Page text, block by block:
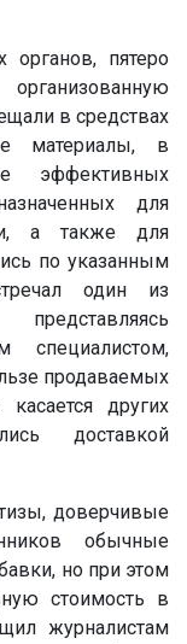
органов, пятеро
в средствах
материалы, в
эффективных
для
а также для
по указанным
один из
специалистом,
продаваемых
других
доставкой
доверчивые
обычные
но при этом
стоимость в
журналистам